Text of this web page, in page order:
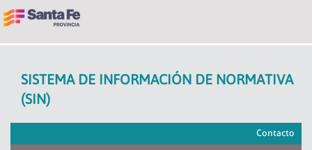
SISTEMA DE INFORMACIÓN DE NORMATIVA
(SIN)
Contacto